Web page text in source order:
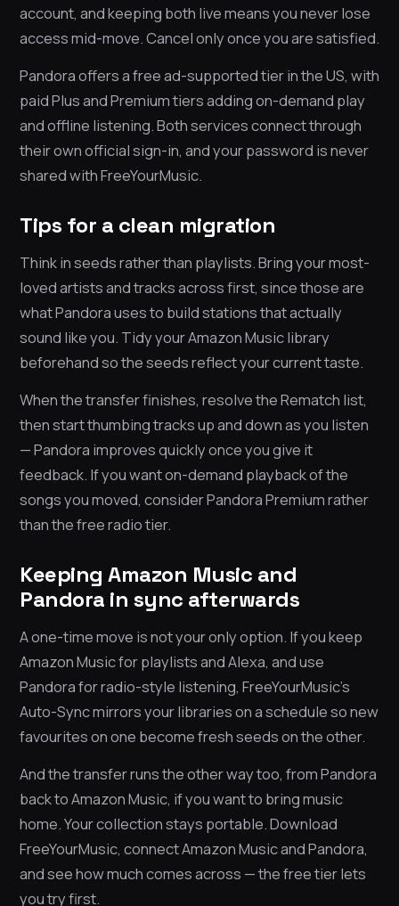
account, and keeping both live means you never lose
access mid-move. Cancel only once you are satisfied.
Pandora offers a free ad-supported tier in the US, with
paid Plus and Premium tiers adding on-demand play
and offline listening. Both services connect through
their own official sign-in, and your password is never
shared with FreeYourMusic.
Tips for a clean migration
Think in seeds rather than playlists. Bring your most-
loved artists and tracks across first, since those are
what Pandora uses to build stations that actually
sound like you. Tidy your Amazon Music library
beforehand so the seeds reflect your current taste.
When the transfer finishes, resolve the Rematch list,
then start thumbing tracks up and down as you listen
— Pandora improves quickly once you give it
feedback. If you want on-demand playback of the
songs you moved, consider Pandora Premium rather
than the free radio tier.
Keeping Amazon Music and
Pandora in sync afterwards
A one-time move is not your only option. If you keep
Amazon Music for playlists and Alexa, and use
Pandora for radio-style listening, FreeYourMusic’s
Auto-Sync mirrors your libraries on a schedule so new
favourites on one become fresh seeds on the other.
And the transfer runs the other way too, from Pandora
back to Amazon Music, if you want to bring music
home. Your collection stays portable. Download
FreeYourMusic, connect Amazon Music and Pandora,
and see how much comes across — the free tier lets
you try first.